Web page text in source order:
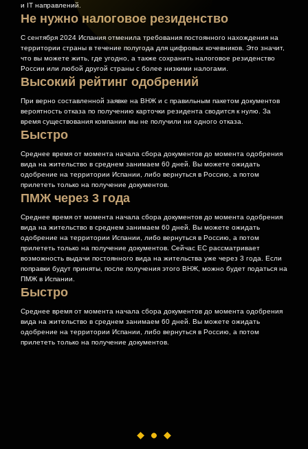
и IT направлений.
Не нужно налоговое резиденство
С сентября 2024 Испания отменила требования постоянного нахождения на
территории страны в течение полугода для цифровых кочевников. Это значит,
что вы можете жить, где угодно, а также сохранить налоговое резиденство
России или любой другой страны с более низкими налогами.
Высокий рейтинг одобрений
При верно составленной заявке на ВНЖ и с правильным пакетом документов
вероятность отказа по получению карточки резидента сводится к нулю. За
время существования компании мы не получили ни одного отказа.
Быстро
Среднее время от момента начала сбора документов до момента одобрения
вида на жительство в среднем занимаем 60 дней. Вы можете ожидать
одобрение на территории Испании, либо вернуться в Россию, а потом
прилететь только на получение документов.
ПМЖ через 3 года
Среднее время от момента начала сбора документов до момента одобрения
вида на жительство в среднем занимаем 60 дней. Вы можете ожидать
одобрение на территории Испании, либо вернуться в Россию, а потом
прилететь только на получение документов. Сейчас ЕС рассматривает
возможность выдачи постоянного вида на жительства уже через 3 года. Если
поправки будут приняты, после получения этого ВНЖ, можно будет податься на
ПМЖ в Испании.
Быстро
Среднее время от момента начала сбора документов до момента одобрения
вида на жительство в среднем занимаем 60 дней. Вы можете ожидать
одобрение на территории Испании, либо вернуться в Россию, а потом
прилететь только на получение документов.